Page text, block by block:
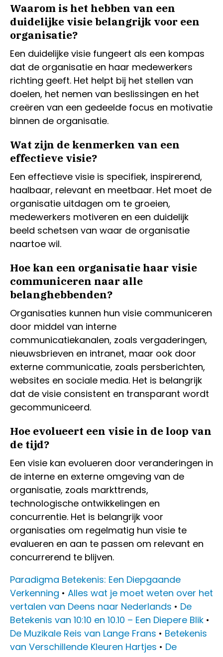
Waarom is het hebben van een
duidelijke visie belangrijk voor een
organisatie?
Een duidelijke visie fungeert als een kompas
dat de organisatie en haar medewerkers
richting geeft. Het helpt bij het stellen van
doelen, het nemen van beslissingen en het
creëren van een gedeelde focus en motivatie
binnen de organisatie.
Wat zijn de kenmerken van een
effectieve visie?
Een effectieve visie is specifiek, inspirerend,
haalbaar, relevant en meetbaar. Het moet de
organisatie uitdagen om te groeien,
medewerkers motiveren en een duidelijk
beeld schetsen van waar de organisatie
naartoe wil.
Hoe kan een organisatie haar visie
communiceren naar alle
belanghebbenden?
Organisaties kunnen hun visie communiceren
door middel van interne
communicatiekanalen, zoals vergaderingen,
nieuwsbrieven en intranet, maar ook door
externe communicatie, zoals persberichten,
websites en sociale media. Het is belangrijk
dat de visie consistent en transparant wordt
gecommuniceerd.
Hoe evolueert een visie in de loop van
de tijd?
Een visie kan evolueren door veranderingen in
de interne en externe omgeving van de
organisatie, zoals markttrends,
technologische ontwikkelingen en
concurrentie. Het is belangrijk voor
organisaties om regelmatig hun visie te
evalueren en aan te passen om relevant en
concurrerend te blijven.
Paradigma Betekenis: Een Diepgaande
Verkenning • Alles wat je moet weten over het
vertalen van Deens naar Nederlands • De
Betekenis van 10:10 en 10.10 – Een Diepere Blik •
De Muzikale Reis van Lange Frans • Betekenis
van Verschillende Kleuren Hartjes • De